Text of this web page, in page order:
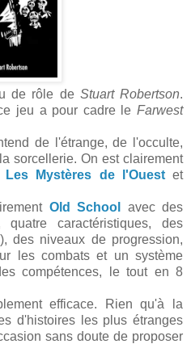
de rôle de Stuart Robertson.
jeu a pour cadre le Farwest
de l'étrange, de l'occulte,
sorcellerie. On est clairement
Les Mystères de l'Ouestet
Old School
avec des
quatre caractéristiques, des
des niveaux de progression,
les combats et un système
compétences, le tout en 8
efficace. Rien qu'à la
d'histoires les plus étranges
sans doute de proposer